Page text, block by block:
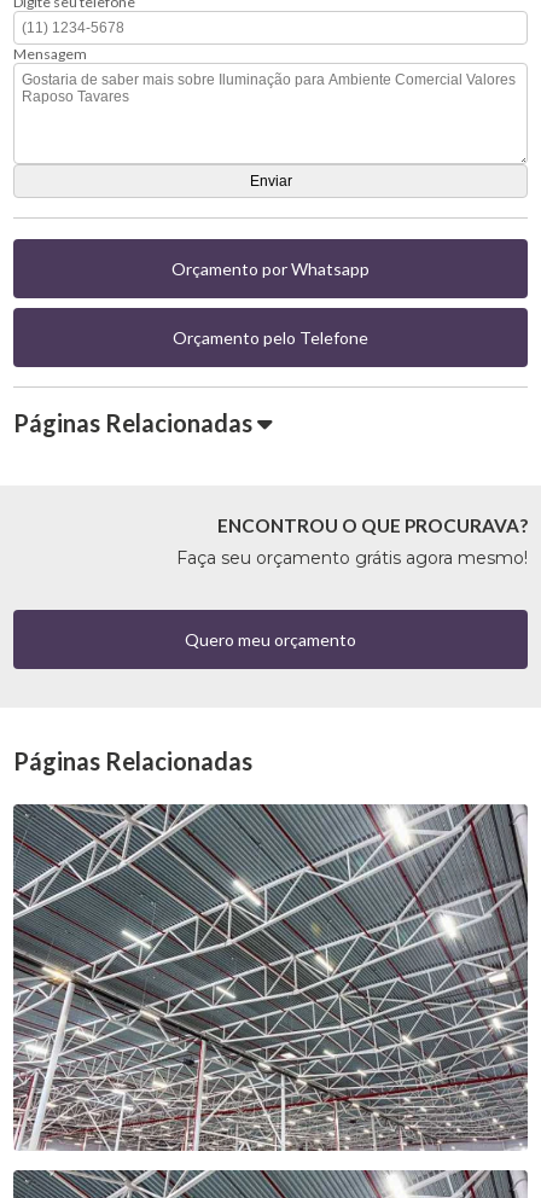
Mensagem
Orçamento por Whatsapp
Orçamento pelo Telefone
Páginas Relacionadas
ENCONTROU O QUE PROCURAVA?
Faça seu orçamento grátis agora mesmo!
Quero meu orçamento
Páginas Relacionadas